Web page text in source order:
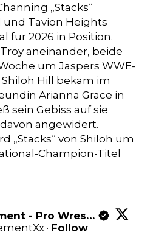
„Stacks“
und Tavion Heights
für 2026 in Position.
aneinander, beide
um Jaspers WWE-
Hill bekam im
Arianna Grace in
sein Gebiss auf sie
angewidert.
„Stacks“ von Shiloh um
Champion-Titel
The Movement - Pro Wrestling
· Follow